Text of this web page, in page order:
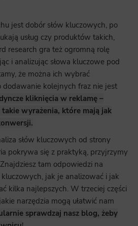
files that, in conjunction with files installed while browsing other
with the marketing, advertising and retargeting content deemed most
jest dobór słów kluczowych, po
usług czy produktów takich,
research gra też ogromną rolę
i analizując słowa kluczowe pod
że można ich wybrać
dodawanie kolejnych fraz nie jest
kliknięcia w reklamę –
wyrażenia, które mają jak
słów kluczowych od strony
pokrywa się z praktyką, przyjrzymy
tam odpowiedzi na
jak je analizować i jak
kilka najlepszych. W trzeciej części
narzędzia mogą ułatwić nam
sprawdzaj nasz blog, żeby